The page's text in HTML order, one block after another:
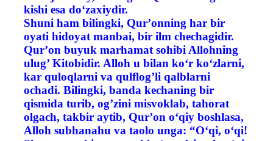
kishi esa do‘zaxiydir.
Shuni ham bilingki, Qur’onning har bir
oyati hidoyat manbai, bir ilm chechagidir.
Qur’on buyuk marhamat sohibi Allohning
ulug’ Kitobidir. Alloh u bilan ko‘r ko‘zlarni,
kar quloqlarni va qulflog’li qalblarni
ochadi. Bilingki, banda kechaning bir
qismida turib, og’zini misvoklab, tahorat
olgach, takbir aytib, Qur’on o‘qiy boshlasa,
Alloh subhanahu va taolo unga: “O‘qi, o‘qi!